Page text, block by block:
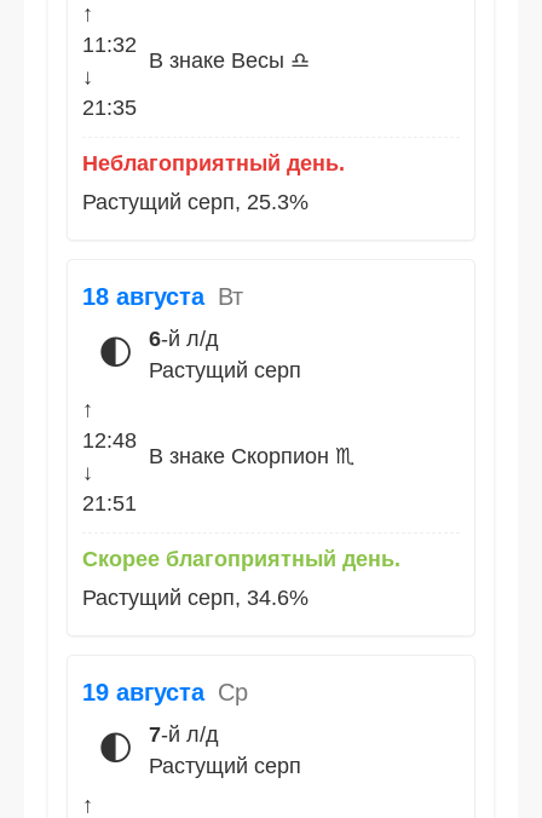
↑
11:32
↓
21:35
В знаке Весы ♎
Неблагоприятный день.
Растущий серп, 25.3%
18 августа Вт
🌓 6-й л/д
Растущий серп
↑
12:48
↓
21:51
В знаке Скорпион ♏
Скорее благоприятный день.
Растущий серп, 34.6%
19 августа Ср
🌓 7-й л/д
Растущий серп
↑